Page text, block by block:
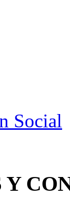
Social